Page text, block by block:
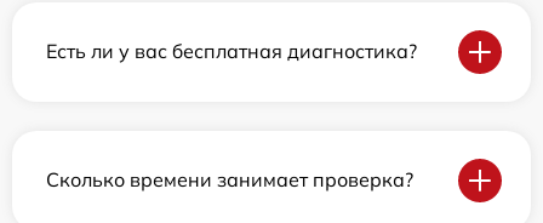
Есть ли у вас бесплатная диагностика?
Сколько времени занимает проверка?